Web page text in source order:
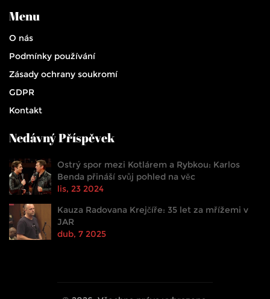
Menu
O nás
Podmínky používání
Zásady ochrany soukromí
GDPR
Kontakt
Nedávný Příspěvek
Ostrý spor mezi Kotlárem a Rybkou: Karlos
Benda přináší svůj pohled na věc
lis, 23 2024
Kauza Radovana Krejčíře: 35 let za mřížemi v
JAR
dub, 7 2025